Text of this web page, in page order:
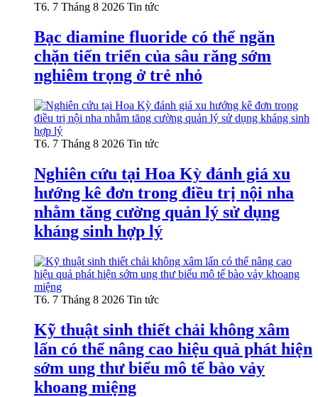
T6. 7 Tháng 8 2026 Tin tức
Bạc diamine fluoride có thể ngăn
chặn tiến triển của sâu răng sớm
nghiêm trọng ở trẻ nhỏ
T6. 7 Tháng 8 2026 Tin tức
Nghiên cứu tại Hoa Kỳ đánh giá xu
hướng kê đơn trong điều trị nội nha
nhằm tăng cường quản lý sử dụng
kháng sinh hợp lý
T6. 7 Tháng 8 2026 Tin tức
Kỹ thuật sinh thiết chải không xâm
lấn có thể nâng cao hiệu quả phát hiện
sớm ung thư biểu mô tế bào vảy
khoang miệng